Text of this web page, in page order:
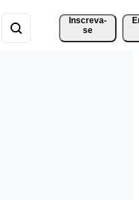
Inscreva-
se